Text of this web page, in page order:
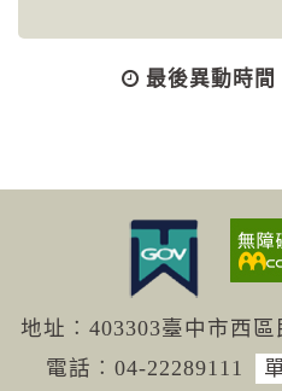
最後異動時間
地址︰403303臺中市西區
電話︰04-22289111